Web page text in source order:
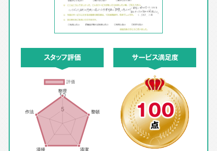
スタッフ評価 サービス満足度
100
点